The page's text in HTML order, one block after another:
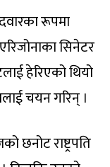
रूपमा
सिनेटर
हेरिएको थियो
चयन गरिन् ।
छनोट राष्ट्रपति